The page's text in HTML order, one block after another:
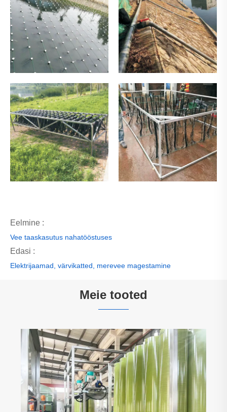
Eelmine :
Vee taaskasutus nahatööstuses
Edasi :
Elektrijaamad, värvikatted, merevee magestamine
Meie tooted